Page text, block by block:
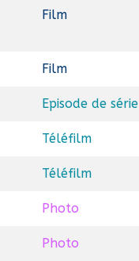
Film
Film
Episode de série
Téléfilm
Téléfilm
Photo
Photo